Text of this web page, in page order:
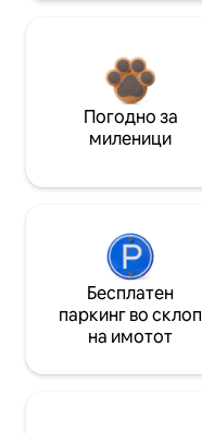
Погодно за
миленици
Бесплатен
паркинг во склоп
на имотот